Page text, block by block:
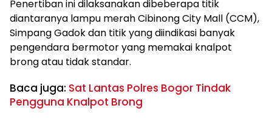
Penertiban ini dilaksanakan dibeberapa titik
diantaranya lampu merah Cibinong City Mall (CCM),
Simpang Gadok dan titik yang diindikasi banyak
pengendara bermotor yang memakai knalpot
brong atau tidak standar.
Baca juga: Sat Lantas Polres Bogor Tindak
Pengguna Knalpot Brong